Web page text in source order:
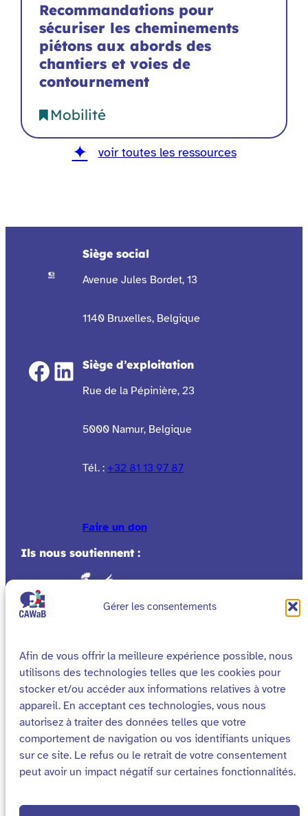
Gérer les consentements
Afin de vous offrir la meilleure expérience possible, nous
utilisons des technologies telles que les cookies pour
stocker et/ou accéder aux informations relatives à votre
appareil. En acceptant ces technologies, vous nous
autorisez à traiter des données telles que votre
comportement de navigation ou vos identifiants uniques
sur ce site. Le refus ou le retrait de votre consentement
peut avoir un impact négatif sur certaines fonctionnalités.
Recommandations pour
sécuriser les cheminements
piétons aux abords des
chantiers et voies de
contournement
Mobilité
voir toutes les ressources
Facebook LinkedIn
Siège social
Avenue Jules Bordet, 13
1140 Bruxelles, Belgique
Siège d’exploitation
Rue de la Pépinière, 23
5000 Namur, Belgique
Tél. : +32 81 13 97 87
Faire un don
Ils nous soutiennent :
Cookies